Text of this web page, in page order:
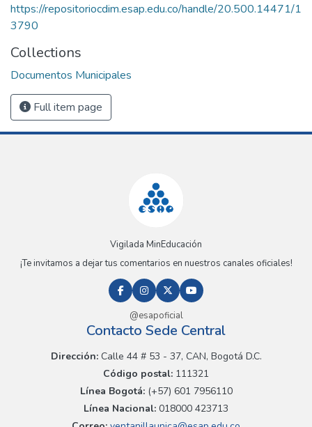
https://repositoriocdim.esap.edu.co/handle/20.500.14471/1
3790
Collections
Documentos Municipales
Full item page
Vigilada MinEducación
¡Te invitamos a dejar tus comentarios en nuestros canales oficiales!
@esapoficial
Contacto Sede Central
Dirección:Calle 44 # 53 - 37, CAN, Bogotá D.C.
Código postal: 111321
Línea Bogotá:(+57) 601 7956110
Línea Nacional: 018000 423713